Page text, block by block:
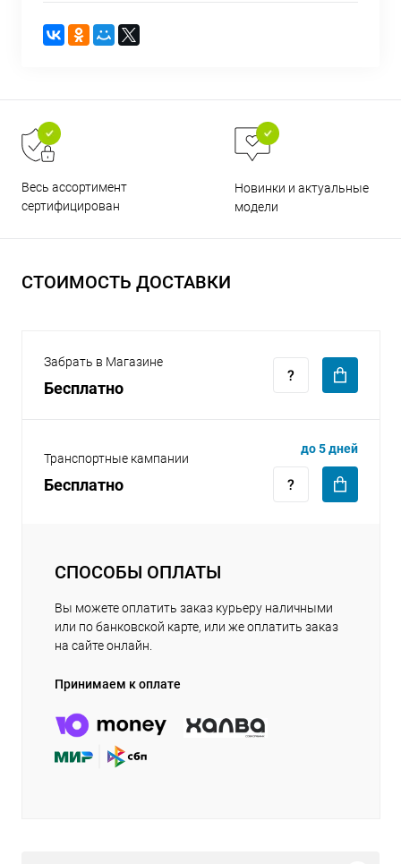
Весь ассортимент
сертифицирован
Новинки и актуальные
модели
СТОИМОСТЬ ДОСТАВКИ
Забрать в Магазине
Бесплатно
Транспортные кампании
Бесплатно
до 5 дней
СПОСОБЫ ОПЛАТЫ
Вы можете оплатить заказ курьеру наличными
или по банковской карте, или же оплатить заказ
на сайте онлайн.
Принимаем к оплате
раз в 2 недели